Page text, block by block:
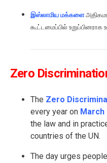
இஸ்லாமிய மக்களை
கூட்டமைப்பில் உறுப்பினராக
Zero
The Zero
every year on March
the law and in
countries of the UN.
The day urges